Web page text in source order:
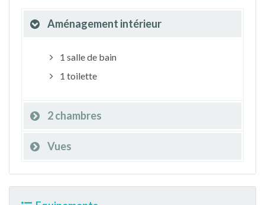
Aménagement intérieur
1 salle de bain
1 toilette
2 chambres
Vues